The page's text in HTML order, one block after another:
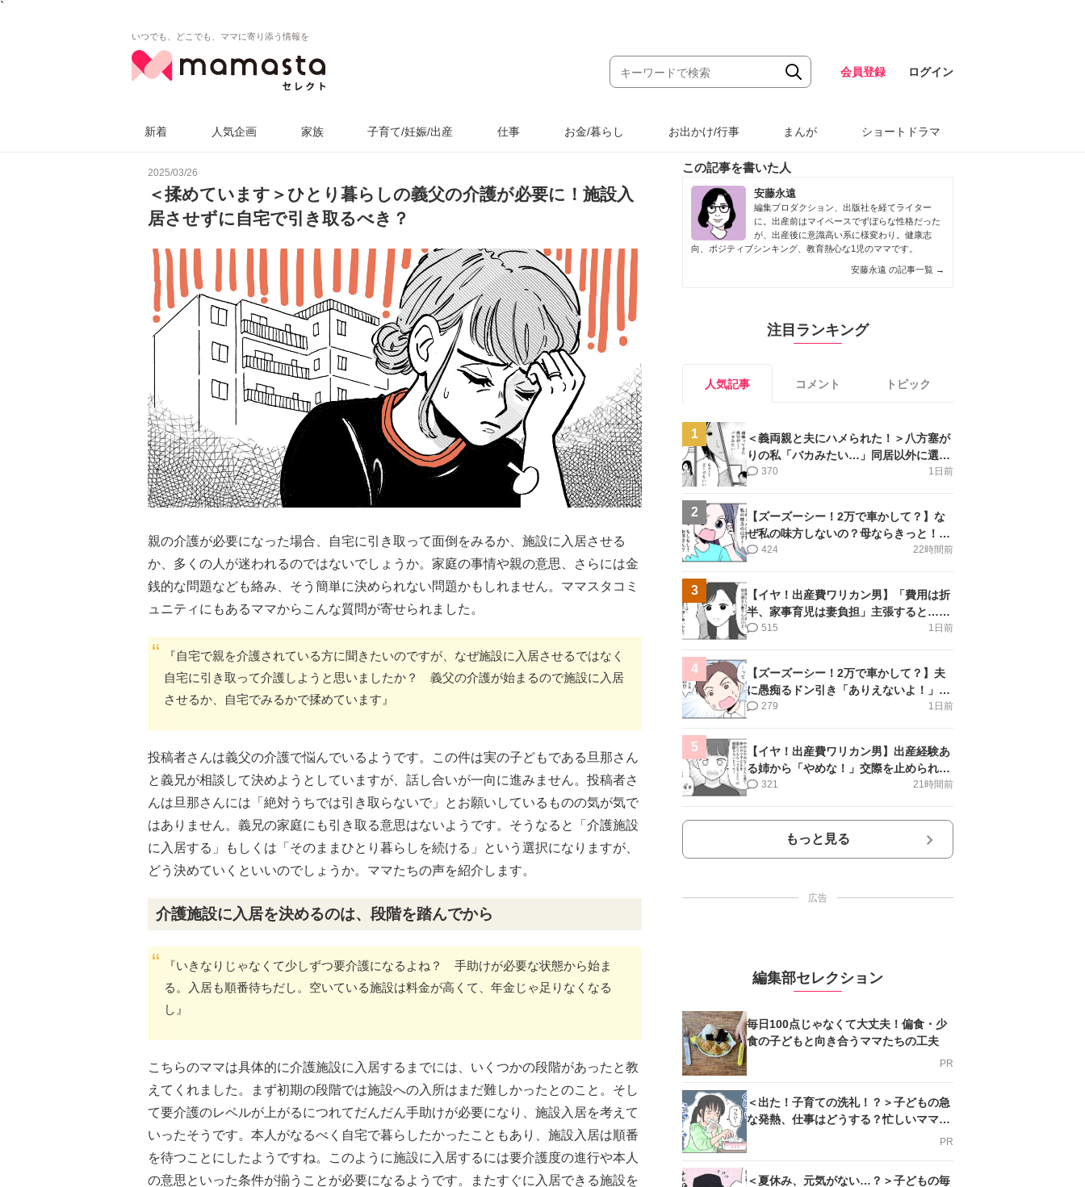
`
いつでも、どこでも、ママに寄り添う情報を
会員登録 ログイン
新着 人気企画 家族 子育て/妊娠/出産 仕事 お金/暮らし お出かけ/行事 まんが ショートドラマ
2025/03/26
＜揉めています＞ひとり暮らしの義父の介護が必要に！施設入
居させずに自宅で引き取るべき？
親の介護が必要になった場合、自宅に引き取って面倒をみるか、施設に入居させる
か、多くの人が迷われるのではないでしょうか。家庭の事情や親の意思、さらには金
銭的な問題なども絡み、そう簡単に決められない問題かもしれません。ママスタコミ
ュニティにもあるママからこんな質問が寄せられました。
『自宅で親を介護されている方に聞きたいのですが、なぜ施設に入居させるではなく
自宅に引き取って介護しようと思いましたか？ 義父の介護が始まるので施設に入居
させるか、自宅でみるかで揉めています』
投稿者さんは義父の介護で悩んでいるようです。この件は実の子どもである旦那さん
と義兄が相談して決めようとしていますが、話し合いが一向に進みません。投稿者さ
んは旦那さんには「絶対うちでは引き取らないで」とお願いしているものの気が気で
はありません。義兄の家庭にも引き取る意思はないようです。そうなると「介護施設
に入居する」もしくは「そのままひとり暮らしを続ける」という選択になりますが、
どう決めていくといいのでしょうか。ママたちの声を紹介します。
介護施設に入居を決めるのは、段階を踏んでから
『いきなりじゃなくて少しずつ要介護になるよね？ 手助けが必要な状態から始ま
る。入居も順番待ちだし。空いている施設は料金が高くて、年金じゃ足りなくなる
し』
こちらのママは具体的に介護施設に入居するまでには、いくつかの段階があったと教
えてくれました。まず初期の段階では施設への入所はまだ難しかったとのこと。そし
て要介護のレベルが上がるにつれてだんだん手助けが必要になり、施設入居を考えて
いったそうです。本人がなるべく自宅で暮らしたかったこともあり、施設入居は順番
を待つことにしたようですね。このように施設に入居するには要介護度の進行や本人
の意思といった条件が揃うことが必要になるようです。またすぐに入居できる施設を
この記事を書いた人
安藤永遠
編集プロダクション、出版社を経てライター
に。出産前はマイペースでずぼらな性格だった
が、出産後に意識高い系に様変わり。健康志
向、ポジティブシンキング、教育熱心な1児のママです。
安藤永遠 の記事一覧 →
注目ランキング
人気記事 コメント トピック
1
＜義両親と夫にハメられた！＞八方塞が
りの私「バカみたい…」同居以外に選択
肢がない【第5話まんが】
1日前
370
2
【ズーズーシー！2万で車かして？】な
ぜ私の味方しないの？母ならきっと！＜
第17話＞#4コマ母道場
22時間前
424
3
【イヤ！出産費ワリカン男】「費用は折
半、家事育児は妻負担」主張すると…＜
第11話＞#4コマ母道場
1日前
515
4
【ズーズーシー！2万で車かして？】夫
に愚痴るドン引き「ありえないよ！」＜
第16話＞#4コマ母道場
1日前
279
5
【イヤ！出産費ワリカン男】出産経験あ
る姉から「やめな！」交際を止められ＜
第12話＞#4コマ母道場
21時間前
321
もっと見る
広告
編集部セレクション
毎日100点じゃなくて大丈夫！偏食・少
食の子どもと向き合うママたちの工夫
PR
＜出た！子育ての洗礼！？＞子どもの急
な発熱、仕事はどうする？忙しいママを
PR
＜夏休み、元気がない…？＞子どもの毎